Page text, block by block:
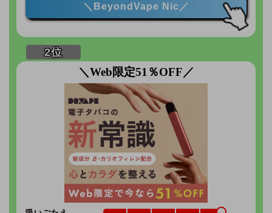
＼BeyondVape Nic／
＼Web限定51％OFF／